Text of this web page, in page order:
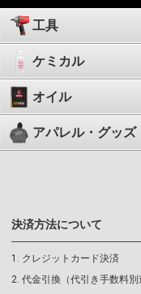
工具
ケミカル
オイル
アパレル・グッズ
決済方法について
クレジットカード決済
代金引換（代引き手数料別